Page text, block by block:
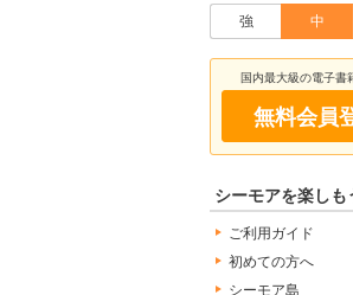
強 中
国内最大級の電子書
無料会員
シーモアを楽しも
ご利用ガイド
初めての方へ
シーモア島